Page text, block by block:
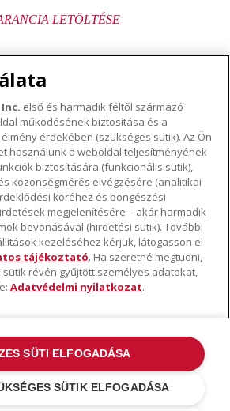
LETÖLTÉSE
A KitchenAid és a robotgép kialakítása az
védjegyek .Adatvédelmi nyilatkozat
.További országok
első és harmadik féltől származó
működésének biztosítása és a
érdekében (szükséges sütik). Az Ön
használunk a weboldal teljesítményének
biztosítására (funkcionális sütik),
közönségmérés elvégzésére (analitikai
köréhez és böngészési
megjelenítésére – akár harmadik
bevonásával (hirdetési sütik). További
kezeléséhez kérjük, látogasson el
tájékoztató. Ha szeretné megtudni,
révén gyűjtött személyes adatokat,
Adatvédelmi nyilatkozat.
SÜTIK ELFOGADÁSA
SÜTI ELFOGADÁSA